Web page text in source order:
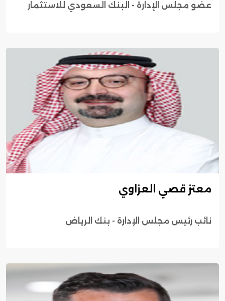
عضو مجلس الإدارة - البنك السعودي للاستثمار
معتز قصي العزاوي
نائب رئيس مجلس الإدارة - بنك الرياض